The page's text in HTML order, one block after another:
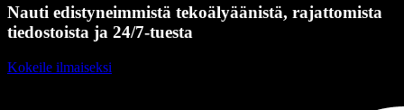
Nauti edistyneimmistä tekoälyäänistä, rajattomista
tiedostoista ja 24/7-tuesta
Kokeile ilmaiseksi